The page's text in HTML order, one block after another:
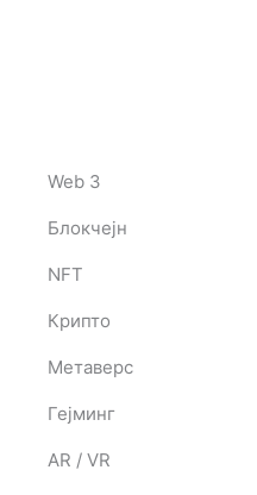
Web 3
Блокчејн
NFT
Крипто
Метаверс
Гејминг
AR / VR